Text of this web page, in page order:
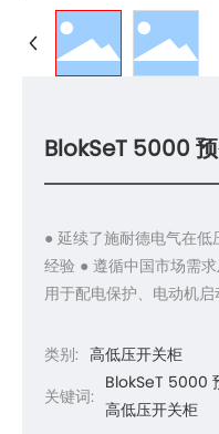
BlokSeT 5000
● 延续了施耐德电气在
经验 ● 遵循中国市场需
用于配电保护、电动机
类别: 高低压开关柜
关键词:
BlokSeT 5000
高低压开关柜